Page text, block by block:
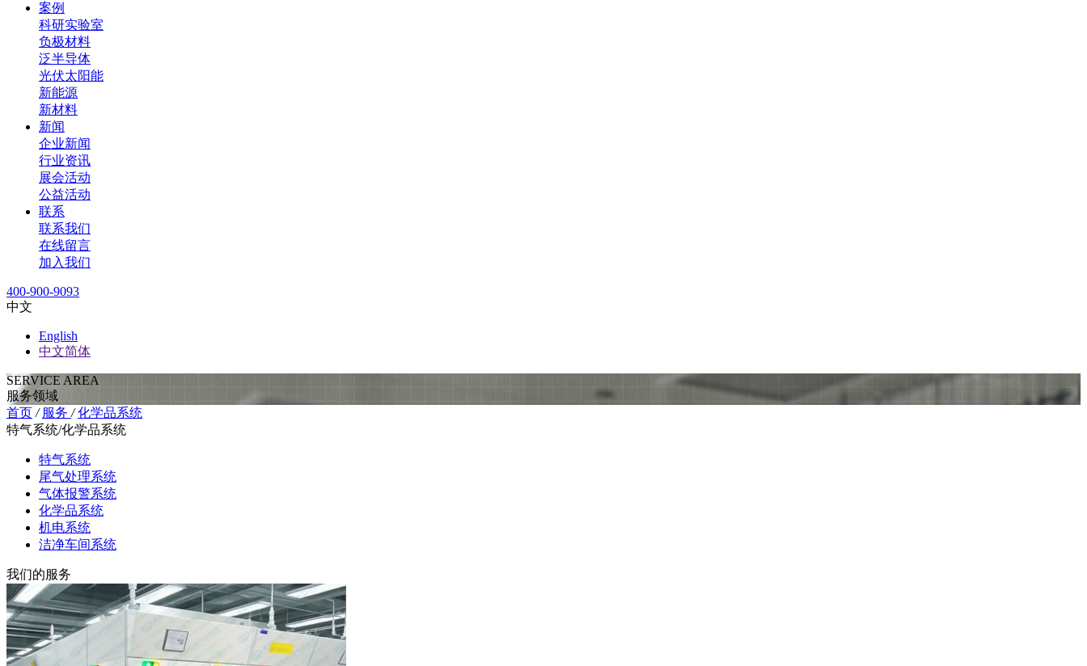
案例
科研实验室
负极材料
泛半导体
光伏太阳能
新能源
新材料
新闻
企业新闻
行业资讯
展会活动
公益活动
联系
联系我们
在线留言
加入我们
400-900-9093
中文
English
中文简体
SERVICE AREA
服务领域
首页 / 服务 / 化学品系统
特气系统/化学品系统
特气系统
尾气处理系统
气体报警系统
化学品系统
机电系统
洁净车间系统
我们的服务